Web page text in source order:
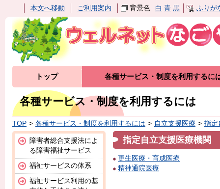
本文へ移動 ご利用案内 背景色 白 青 黒 ふりが
トップ 各種サービス・制度を利用するに
各種サービス・制度を利用するには
TOP 各種サービス・制度を利用するには 自立支援医療 指定
指定自立支援医療機関
更生医療・育成医療
精神通院医療
障害者総合支援法によ
る障害福祉サービス
福祉サービスの体系
福祉サービス利用の基